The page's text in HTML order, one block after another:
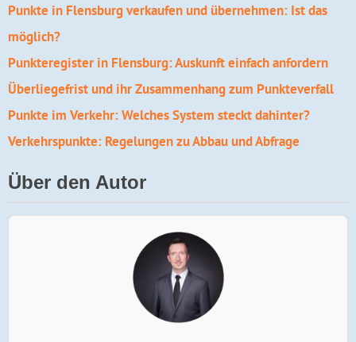
Punkte in Flensburg verkaufen und übernehmen: Ist das
möglich?
Punkteregister in Flensburg: Auskunft einfach anfordern
Überliegefrist und ihr Zusammenhang zum Punkteverfall
Punkte im Verkehr: Welches System steckt dahinter?
Verkehrspunkte: Regelungen zu Abbau und Abfrage
Über den Autor